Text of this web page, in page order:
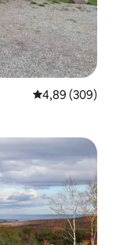
Średnia
4,89 (309)